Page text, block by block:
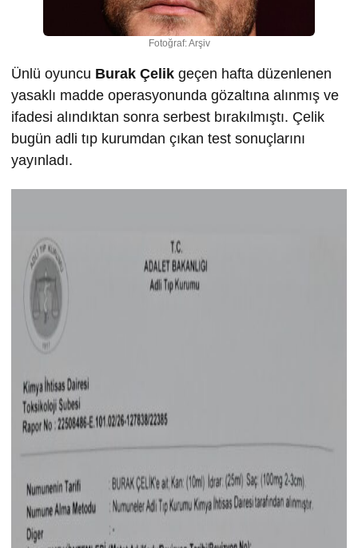
Fotoğraf: Arşiv
Ünlü oyuncu Burak Çelik geçen hafta düzenlenen
yasaklı madde operasyonunda gözaltına alınmış ve
ifadesi alındıktan sonra serbest bırakılmıştı. Çelik
bugün adli tıp kurumdan çıkan test sonuçlarını
yayınladı.